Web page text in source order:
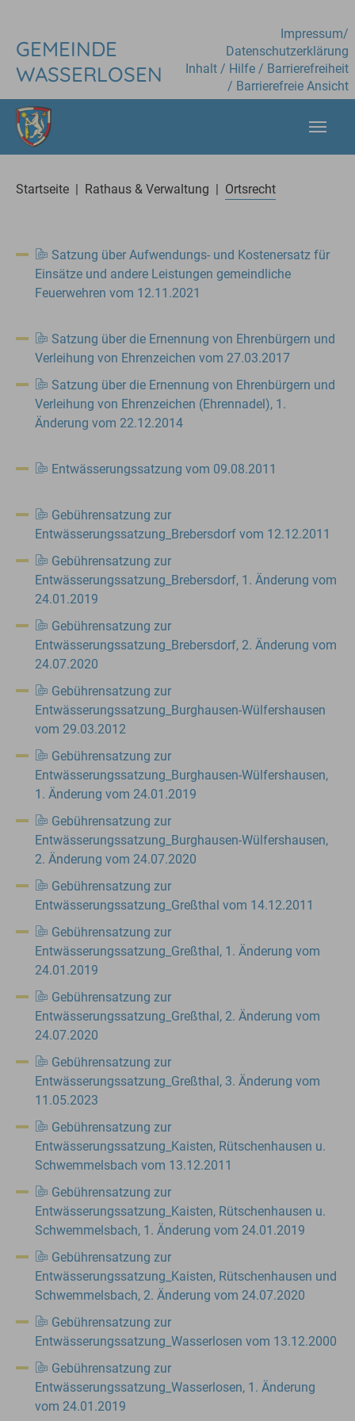
GEMEINDE
WASSERLOSEN
Impressum/
Datenschutzerklärung
Inhalt / Hilfe / Barrierefreiheit
/ Barrierefreie Ansicht
Startseite
Rathaus & Verwaltung Ortsrecht
Satzung über Aufwendungs- und Kostenersatz für
Einsätze und andere Leistungen gemeindliche
Feuerwehren vom 12.11.2021
Satzung über die Ernennung von Ehrenbürgern und
Verleihung von Ehrenzeichen vom 27.03.2017
Satzung über die Ernennung von Ehrenbürgern und
Verleihung von Ehrenzeichen (Ehrennadel), 1.
Änderung vom 22.12.2014
Entwässerungssatzung vom 09.08.2011
Gebührensatzung zur
Entwässerungssatzung_Brebersdorf vom 12.12.2011
Gebührensatzung zur
Entwässerungssatzung_Brebersdorf, 1. Änderung vom
24.01.2019
Gebührensatzung zur
Entwässerungssatzung_Brebersdorf, 2. Änderung vom
24.07.2020
Gebührensatzung zur
Entwässerungssatzung_Burghausen-Wülfershausen
vom 29.03.2012
Gebührensatzung zur
Entwässerungssatzung_Burghausen-Wülfershausen,
1. Änderung vom 24.01.2019
Gebührensatzung zur
Entwässerungssatzung_Burghausen-Wülfershausen,
2. Änderung vom 24.07.2020
Gebührensatzung zur
Entwässerungssatzung_Greßthal vom 14.12.2011
Gebührensatzung zur
Entwässerungssatzung_Greßthal, 1. Änderung vom
24.01.2019
Gebührensatzung zur
Entwässerungssatzung_Greßthal, 2. Änderung vom
24.07.2020
Gebührensatzung zur
Entwässerungssatzung_Greßthal, 3. Änderung vom
11.05.2023
Gebührensatzung zur
Entwässerungssatzung_Kaisten, Rütschenhausen u.
Schwemmelsbach vom 13.12.2011
Gebührensatzung zur
Entwässerungssatzung_Kaisten, Rütschenhausen u.
Schwemmelsbach, 1. Änderung vom 24.01.2019
Gebührensatzung zur
Entwässerungssatzung_Kaisten, Rütschenhausen und
Schwemmelsbach, 2. Änderung vom 24.07.2020
Gebührensatzung zur
Entwässerungssatzung_Wasserlosen vom 13.12.2000
Gebührensatzung zur
Entwässerungssatzung_Wasserlosen, 1. Änderung
vom 24.01.2019